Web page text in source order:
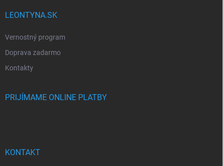
LEONTYNA.SK
Vernostný program
Doprava zadarmo
Kontakty
PRIJÍMAME ONLINE PLATBY
KONTAKT